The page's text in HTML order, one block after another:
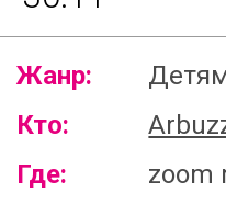
Жанр:
Кто:
Где:
zoom